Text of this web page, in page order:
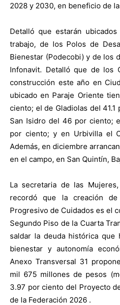
2028 y 2030, en beneficio de
Detalló que estarán
trabajo, de los Polos de
Bienestar (Podecobi) y de los
Infonavit. Detalló que de los
construcción este año en
ubicado en Paraje Oriente
ciento; el de Gladiolas del
San Isidro del 46 por ciento;
por ciento; y en Urbivilla el
Además, en diciembre
en el campo, en San Quintín,
La secretaria de las
recordó que la creación
Progresivo de Cuidados es el
Segundo Piso de la Cuarta
saldar la deuda histórica que
bienestar y autonomía
Anexo Transversal 31
mil 675 millones de pesos
3.97 por ciento del Proyecto
de la Federación 2026 .